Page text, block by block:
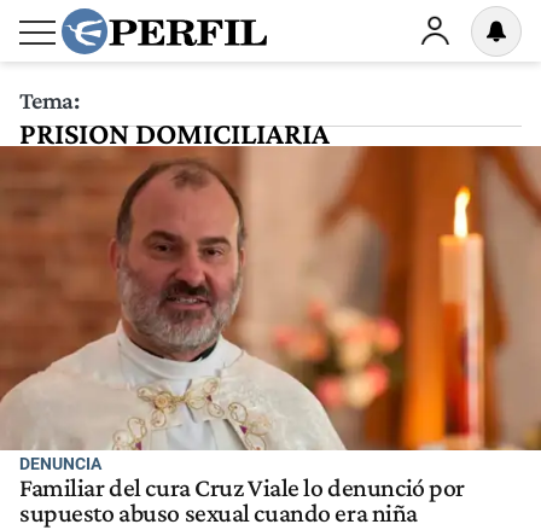
Tema:
PRISION DOMICILIARIA
DENUNCIA
Familiar del cura Cruz Viale lo denunció por
supuesto abuso sexual cuando era niña